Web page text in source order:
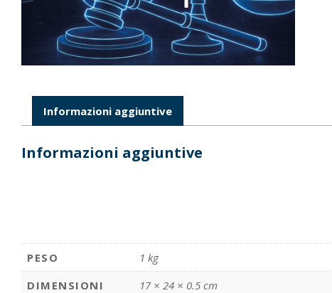
Informazioni aggiuntive
Informazioni aggiuntive
PESO
1 kg
DIMENSIONI
17 × 24 × 0.5 cm